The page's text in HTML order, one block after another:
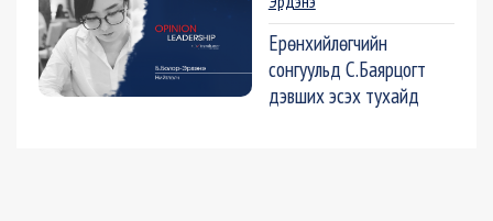
Ерөнхийлөгчийн
сонгуульд С.Баярцогт
дэвших эсэх тухайд